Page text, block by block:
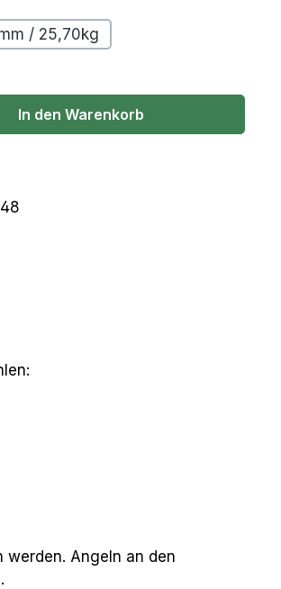
/ 25,70kg
Wert ein oder benutze die Schaltflächen
In den Warenkorb
Angeln an den